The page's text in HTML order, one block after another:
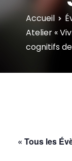
Accueil
Atelier «
cognitifs
« Tous les